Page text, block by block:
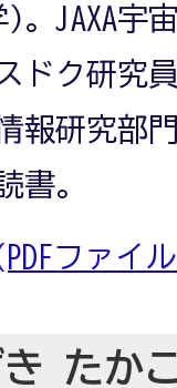
JAXA宇
ドク研究
報研究部
書。
ファイ
たか